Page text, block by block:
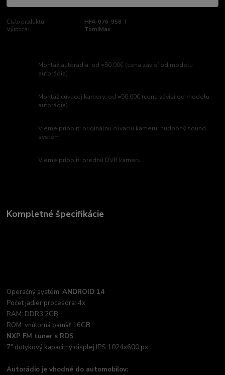
Číslo produktu:
HFA-076-958 T
Výrobca:
TomiMax
Montáž autorádia: od =50,00€ (cena závisí od modelu
autorádia)
Montáž cúvacej kamery: od =50,00€ (cena závisí od modelu
autorádia)
Vieme pripojiť: originálnu cúvaciu kameru, hudobný sound
systém
Vieme pripojiť: prednú DVR kameru
Kompletné špecifikácie
Operačný systém:ANDROID 14
Počet jadier procesora: 4x
RAM: DDR3 2GB
ROM: vnútorná pamäť 16GB
NXP FM tuner s RDS
7" dotykový kapacitný displej IPS 1024x600 px
Autorádio je vhodné do automobilov: